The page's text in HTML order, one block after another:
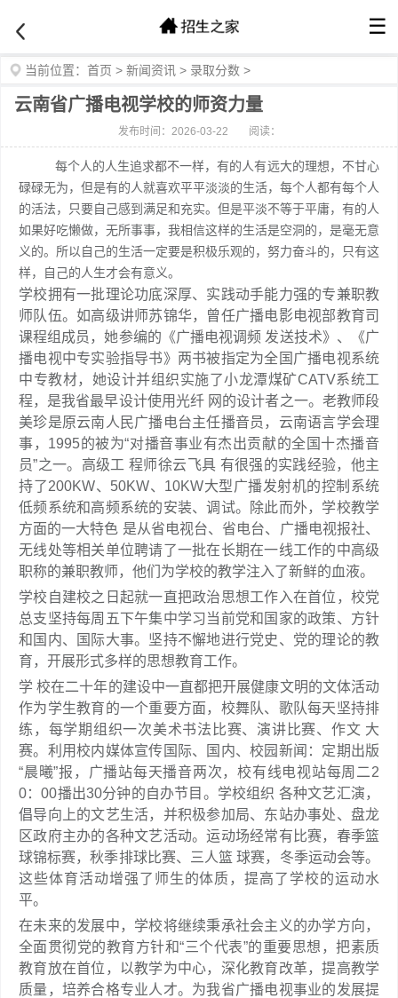
☰
当前位置： 首页 > 新闻资讯 > 录取分数 >
云南省广播电视学校的师资力量
发布时间：2026-03-22 阅读：
每个人的人生追求都不一样，有的人有远大的理想，不甘心
碌碌无为，但是有的人就喜欢平平淡淡的生活，每个人都有每个人
的活法，只要自己感到满足和充实。但是平淡不等于平庸，有的人
如果好吃懒做，无所事事，我相信这样的生活是空洞的，是毫无意
义的。所以自己的生活一定要是积极乐观的，努力奋斗的，只有这
样，自己的人生才会有意义。
学校拥有一批理论功底深厚、实践动手能力强的专兼职教
师队伍。如高级讲师苏锦华，曾任广播电影电视部教育司
课程组成员，她参编的《广播电视调频 发送技术》、《广
播电视中专实验指导书》两书被指定为全国广播电视系统
中专教材，她设计并组织实施了小龙潭煤矿CATV系统工
程，是我省最早设计使用光纤 网的设计者之一。老教师段
美珍是原云南人民广播电台主任播音员，云南语言学会理
事，1995的被为“对播音事业有杰出贡献的全国十杰播音
员”之一。高级工 程师徐云飞具 有很强的实践经验，他主
持了200KW、50KW、10KW大型广播发射机的控制系统
低频系统和高频系统的安装、调试。除此而外，学校教学
方面的一大特色 是从省电视台、省电台、广播电视报社、
无线处等相关单位聘请了一批在长期在一线工作的中高级
职称的兼职教师，他们为学校的教学注入了新鲜的血液。
学校自建校之日起就一直把政治思想工作入在首位，校党
总支坚持每周五下午集中学习当前党和国家的政策、方针
和国内、国际大事。坚持不懈地进行党史、党的理论的教
育，开展形式多样的思想教育工作。
学 校在二十年的建设中一直都把开展健康文明的文体活动
作为学生教育的一个重要方面，校舞队、歌队每天坚持排
练，每学期组织一次美术书法比赛、演讲比赛、作文 大
赛。利用校内媒体宣传国际、国内、校园新闻：定期出版
“晨曦”报，广播站每天播音两次，校有线电视站每周二2
0：00播出30分钟的自办节目。学校组织 各种文艺汇演，
倡导向上的文艺生活，并积极参加局、东站办事处、盘龙
区政府主办的各种文艺活动。运动场经常有比赛，春季篮
球锦标赛，秋季排球比赛、三人篮 球赛，冬季运动会等。
这些体育活动增强了师生的体质，提高了学校的运动水
平。
在未来的发展中，学校将继续秉承社会主义的办学方向，
全面贯彻党的教育方针和“三个代表”的重要思想，把素质
教育放在首位，以教学为中心，深化教育改革，提高教学
质量，培养合格专业人才。为我省广播电视事业的发展提